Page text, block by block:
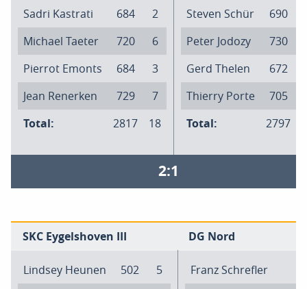
Sadri Kastrati 684
2
Michael Taeter
720
6
Pierrot Emonts
684
3
Jean Renerken
729
7
Total:
2817 18
Steven Schür 690
Peter Jodozy
730
Gerd Thelen
672
Thierry Porte
705
Total:
2797
2:1
SKC Eygelshoven III DG Nord
Lindsey Heunen 502
5
Franz Schrefler